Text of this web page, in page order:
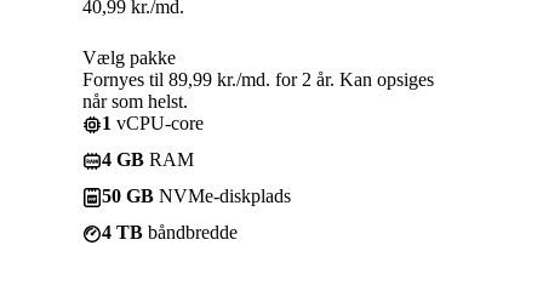
40,99 kr./md.
Vælg pakke
Fornyes til 89,99 kr./md. for 2 år. Kan opsiges
når som helst.
1 vCPU-core
4 GB RAM
50 GB NVMe-diskplads
4 TB båndbredde